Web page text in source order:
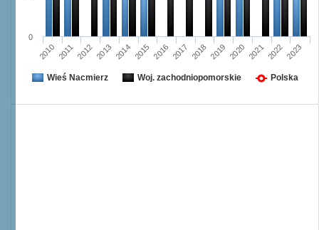
2010 2011 2012 2013 2014 2015 2016 2017 2018 2019 2020 2021 2022 2023
0
Wieś Nacmierz Woj. zachodniopomorskie Polska